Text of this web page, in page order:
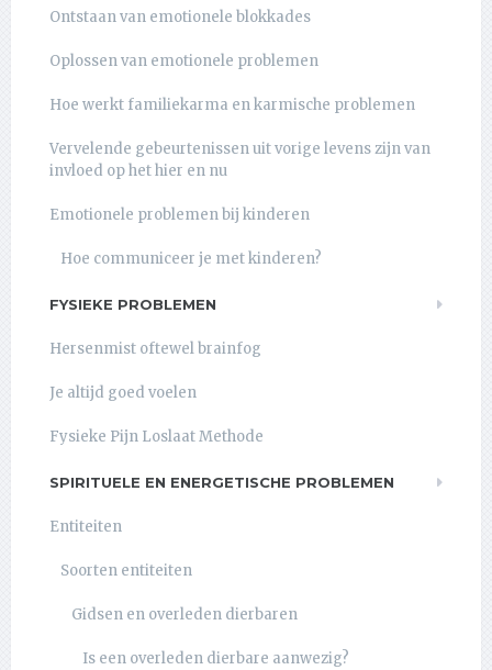
Ontstaan van emotionele blokkades
Oplossen van emotionele problemen
Hoe werkt familiekarma en karmische problemen
Vervelende gebeurtenissen uit vorige levens zijn van
invloed op het hier en nu
Emotionele problemen bij kinderen
Hoe communiceer je met kinderen?
FYSIEKE PROBLEMEN
Hersenmist oftewel brainfog
Je altijd goed voelen
Fysieke Pijn Loslaat Methode
SPIRITUELE EN ENERGETISCHE PROBLEMEN
Entiteiten
Soorten entiteiten
Gidsen en overleden dierbaren
Is een overleden dierbare aanwezig?